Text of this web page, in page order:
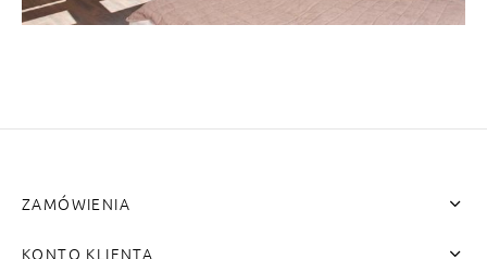
ZAMÓWIENIA
KONTO KLIENTA